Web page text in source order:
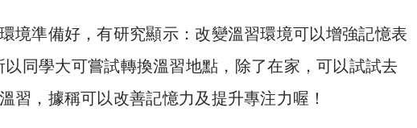
境準備好，有研究顯示：改變溫習環境可以增強記憶表
以同學大可嘗試轉換溫習地點，除了在家，可以試試去
習，據稱可以改善記憶力及提升專注力喔！